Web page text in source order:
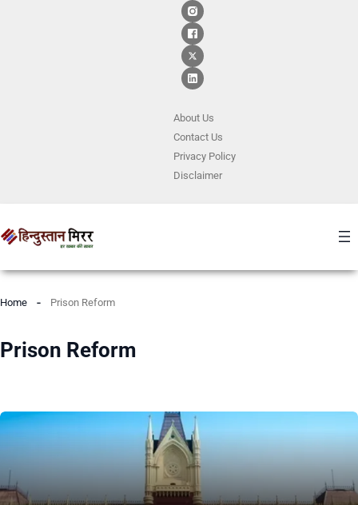
About Us
ContactUs
Privacy Policy
Disclaimer
Home Prison Reform
Prison Reform